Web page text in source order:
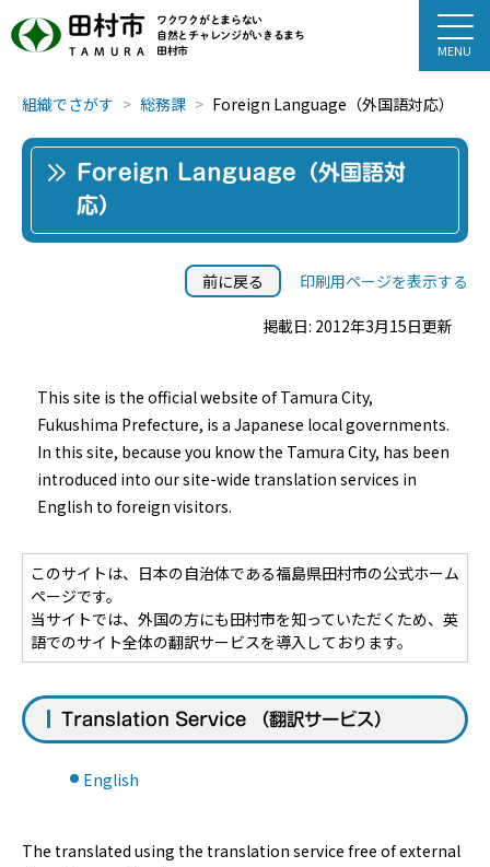
田村市
TAMURA
ワクワクがとまらない
自然とチャレンジがいきるまち
田村市
組織でさがす 総務課 Foreign Language（外国語対応）
Foreign Language（外国語対
応）
前に戻る 印刷用ページを表示する
掲載日: 2012年3月15日更新
This site is the official website of Tamura City,
Fukushima Prefecture, is a Japanese local governments.
In this site, because you know the Tamura City, has been
introduced into our site-wide translation services in
English to foreign visitors.
このサイトは、日本の自治体である福島県田村市の公式ホーム
ページです。
当サイトでは、外国の方にも田村市を知っていただくため、英
語でのサイト全体の翻訳サービスを導入しております。
Translation Service （翻訳サービス）
English
The translated using the translation service free of external